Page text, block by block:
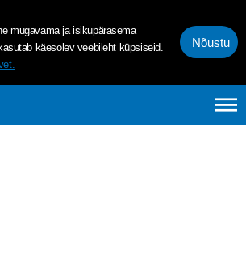
mugavama ja isikupärasema
käesolev veebileht küpsiseid.
Nõustu